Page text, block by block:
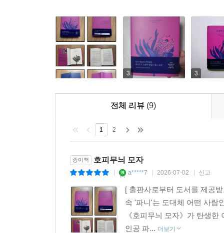
두 사람의 관계는 닿을 듯 닿지 못하는 채로 따
소설은 이미 파니가 세상에 없는 시점에서 시작
기억을 되짚으며 때로는 자책하고, 때로는 사무치
우정이란 언제나
하나의 불완전한 서사 같은 것
소설이라는 장르에 대한 깊은 사유가 엿보이는
이야기의 ‘화자’를 전면에 호출한다. 그리하여 한
파고든다. 대상을 관조하며 이야기를 전달하는
누군가의 눈을 통해, 이야기를 통해 마주하게 되
이처럼 텍스트와 현실 사이, 존재와 존재 사이
외연의 묘사보다는 내면의 일렁임과 복잡한 관
사람을 그리워하며 조심스럽게 써내린 기록을
오롯이 몰입하게 된다. 이해하기 어렵지만 그 이
3 3
전체 리뷰 (9)
1 2
종이책 호피무늬 모자
a*****7 2026-07-02 신고
[ 출판사로부터 도서를 제공
속 '파니'는 도대체 어떤 사람
《호피무늬 모자》가 탄생
인공 파... 더보기